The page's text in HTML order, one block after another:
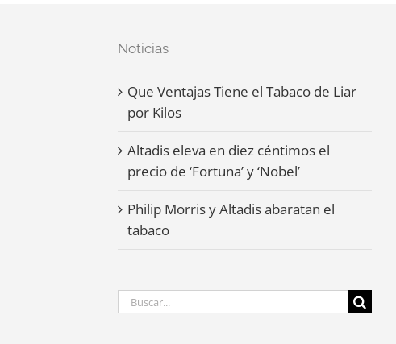
Noticias
Que Ventajas Tiene el Tabaco de Liar
por Kilos
Altadis eleva en diez céntimos el
precio de ‘Fortuna’ y ‘Nobel’
Philip Morris y Altadis abaratan el
tabaco
Buscar: